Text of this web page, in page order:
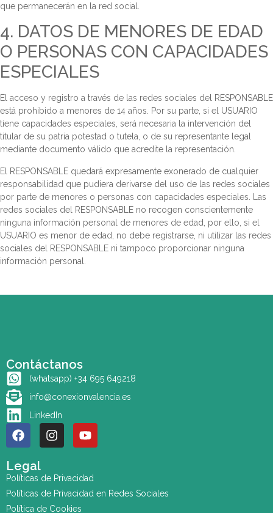
que permanecerán en la red social.
4. DATOS DE MENORES DE EDAD
O PERSONAS CON CAPACIDADES
ESPECIALES
El acceso y registro a través de las redes sociales del RESPONSABLE
está prohibido a menores de 14 años. Por su parte, si el USUARIO
tiene capacidades especiales, será necesaria la intervención del
titular de su patria potestad o tutela, o de su representante legal
mediante documento válido que acredite la representación.
El RESPONSABLE quedará expresamente exonerado de cualquier
responsabilidad que pudiera derivarse del uso de las redes sociales
por parte de menores o personas con capacidades especiales. Las
redes sociales del RESPONSABLE no recogen conscientemente
ninguna información personal de menores de edad, por ello, si el
USUARIO es menor de edad, no debe registrarse, ni utilizar las redes
sociales del RESPONSABLE ni tampoco proporcionar ninguna
información personal.
Contáctanos
(whatsapp) +34 695 649218
info@conexionvalencia.es
LinkedIn
Legal
Políticas de Privacidad
Políticas de Privacidad en Redes Sociales
Política de Cookies